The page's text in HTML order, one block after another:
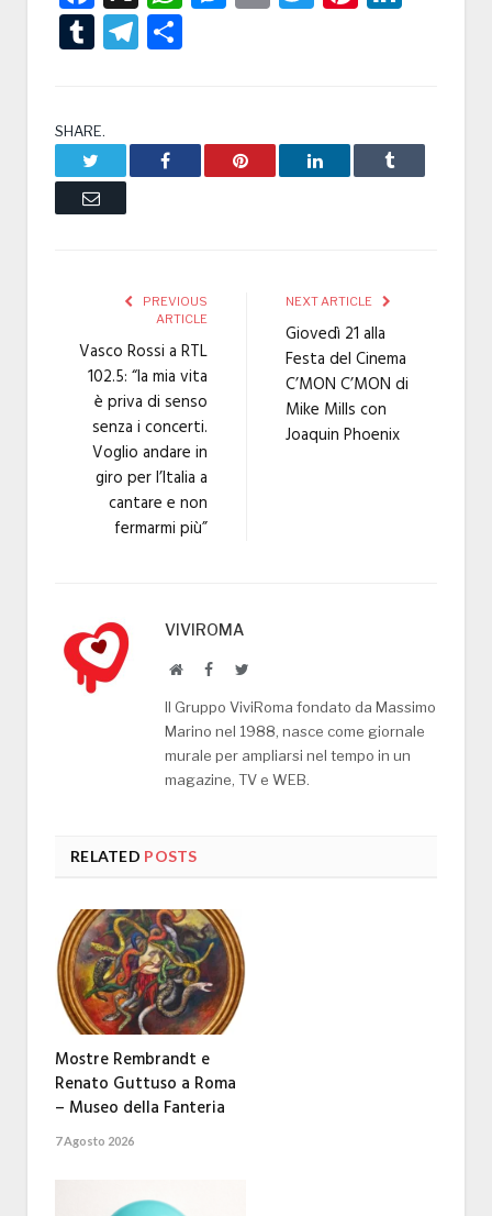
TumblrTelegram
SHARE.
Facebook Pinterest LinkedIn Tumblr
Email
PREVIOUS
ARTICLE
Vasco Rossi a RTL
102.5: “la mia vita
è priva di senso
senza i concerti.
Voglio andare in
giro per l’Italia a
cantare e non
fermarmi più”
NEXT ARTICLE
Giovedì 21 alla
Festa del Cinema
C’MON C’MON di
Mike Mills con
Joaquin Phoenix
VIVIROMA
WebsiteFacebookTwitter
Il Gruppo ViviRoma fondato da Massimo
Marino nel 1988, nasce come giornale
murale per ampliarsi nel tempo in un
magazine, TV e WEB.
RELATED POSTS
Mostre Rembrandt e
Renato Guttuso a Roma
– Museo della Fanteria
7 Agosto 2026